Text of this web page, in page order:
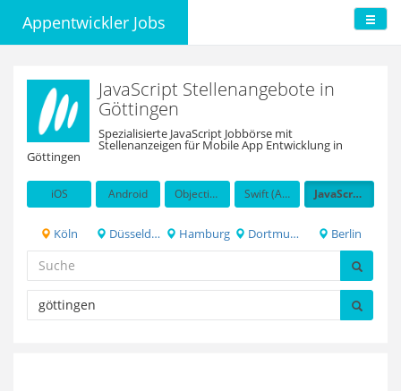
Appentwickler Jobs
JavaScript Stellenangebote in
Göttingen
Spezialisierte JavaScript Jobbörse mit
Stellenanzeigen für Mobile App Entwicklung in
Göttingen
iOS Android Objective-C Swift (Apple programming language) JavaScript
Köln Düsseldorf Hamburg Dortmund Berlin